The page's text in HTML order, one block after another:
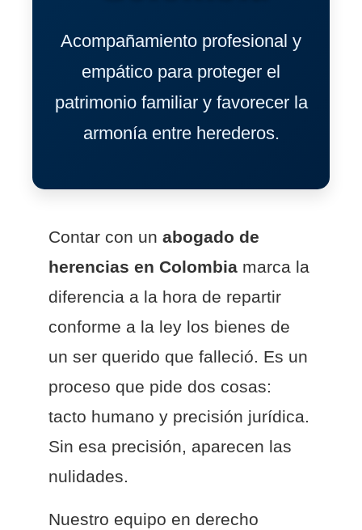
Acompañamiento profesional y
empático para proteger el
patrimonio familiar y favorecer la
armonía entre herederos.
Contar con un abogado de
herencias en Colombia marca la
diferencia a la hora de repartir
conforme a la ley los bienes de
un ser querido que falleció. Es un
proceso que pide dos cosas:
tacto humano y precisión jurídica.
Sin esa precisión, aparecen las
nulidades.
Nuestro equipo en derecho